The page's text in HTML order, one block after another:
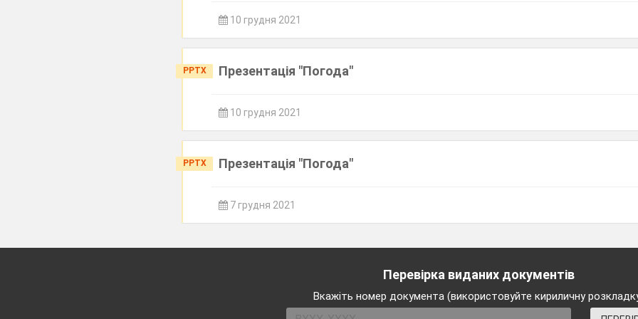
10 грудня 2021
PPTX Презентація "Погода"
10 грудня 2021
PPTX Презентація "Погода"
7 грудня 2021
Перевірка виданих документів
Вкажіть номер документа (використовуйте кириличну